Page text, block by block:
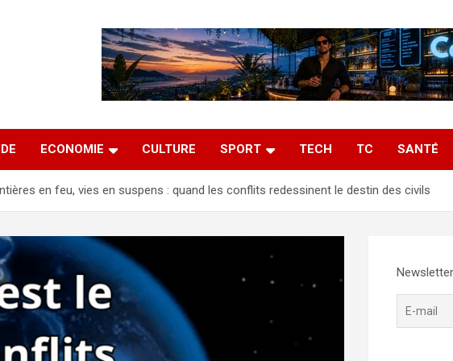
ECONOMIE CULTURE SPORT TECH TC SANTÉ
en feu, vies en suspens : quand les conflits redessinent le destin des civils